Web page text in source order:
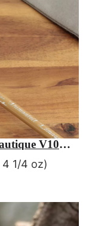
V10
4 1/4 oz)